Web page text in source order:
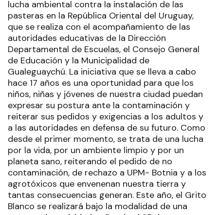
lucha ambiental contra la instalación de las
pasteras en la República Oriental del Uruguay,
que se realiza con el acompañamiento de las
autoridades educativas de la Dirección
Departamental de Escuelas, el Consejo General
de Educación y la Municipalidad de
Gualeguaychú. La iniciativa que se lleva a cabo
hace 17 años es una oportunidad para que los
niños, niñas y jóvenes de nuestra ciudad puedan
expresar su postura ante la contaminación y
reiterar sus pedidos y exigencias a los adultos y
a las autoridades en defensa de su futuro. Como
desde el primer momento, se trata de una lucha
por la vida, por un ambiente limpio y por un
planeta sano, reiterando el pedido de no
contaminación, de rechazo a UPM- Botnia y a los
agrotóxicos que envenenan nuestra tierra y
tantas consecuencias generan. Este año, el Grito
Blanco se realizará bajo la modalidad de una